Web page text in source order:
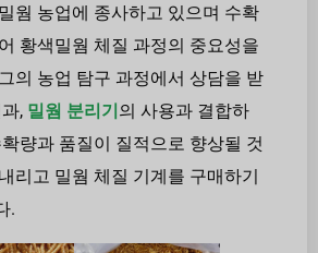
웜 농업에 종사하고 있으며 수확
황색밀웜 체질 과정의 중요성을
의 농업 탐구 과정에서 상담을 받
, 밀웜 분리기의 사용과 결합하
량과 품질이 질적으로 향상될 것
리고 밀웜 체질 기계를 구매하기
.